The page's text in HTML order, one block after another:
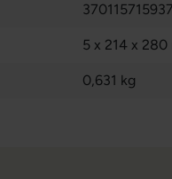
5 x 214 x 280
0,631 kg